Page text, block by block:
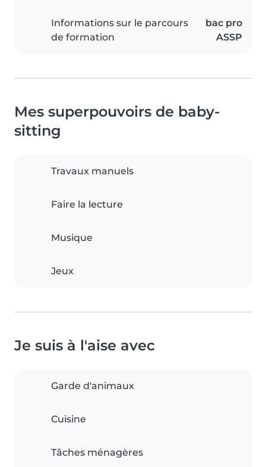
Informations sur le parcours
de formation
bac pro
ASSP
Mes superpouvoirs de baby-
sitting
Travaux manuels
Faire la lecture
Musique
Jeux
Je suis à l'aise avec
Garde d'animaux
Cuisine
Tâches ménagères